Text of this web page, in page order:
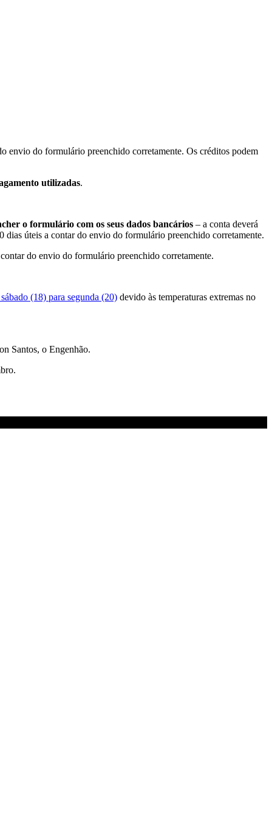
envio do formulário preenchido corretamente. Os créditos podem
utilizadas.
o formulário com os seus dados bancários – a conta deverá
dias úteis a contar do envio do formulário preenchido corretamente.
do envio do formulário preenchido corretamente.
(18) para segunda (20) devido às temperaturas extremas no
Santos, o Engenhão.